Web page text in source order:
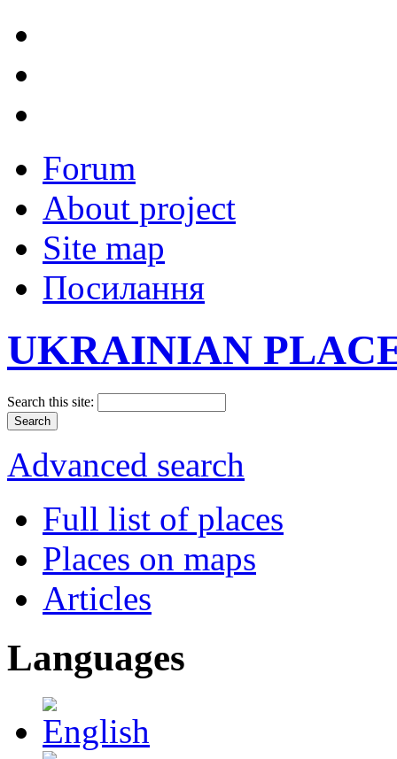
Forum
About project
Site map
Посилання
UKRAINIAN
Search this site:
Advanced search
Full list of places
Places on maps
Articles
Languages